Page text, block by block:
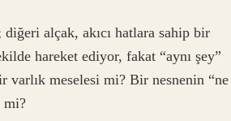
alçak, akıcı hatlara sahip bir
hareket ediyor, fakat “aynı şey”
meselesi mi? Bir nesnenin “ne
mi?